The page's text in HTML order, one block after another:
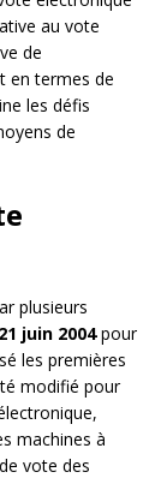
au vote
de
en termes de
les défis
de
plusieurs
juin 2004pour
les premières
modifié pour
machines à
vote des